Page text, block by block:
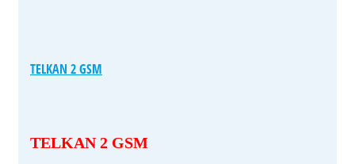
TELKAN 2 GSM
TELKAN 2 GSM